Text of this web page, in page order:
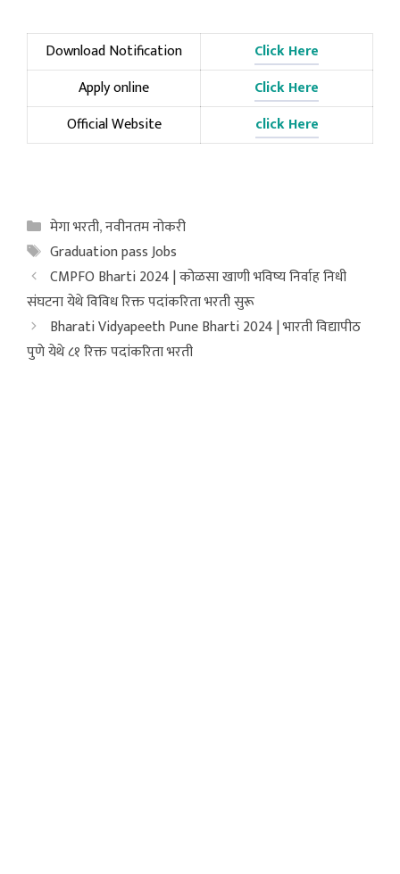
Download Notification
Click Here
Apply online
Click Here
Official Website
click Here
Categories
मेगा भरती,नवीनतम नोकरी
Tags
Graduation pass Jobs
CMPFO Bharti 2024 | कोळसा खाणी भविष्य निर्वाह निधी
संघटना येथे विविध रिक्त पदांकरिता भरती सुरू
Bharati Vidyapeeth Pune Bharti 2024 | भारती विद्यापीठ
पुणे येथे ८१ रिक्त पदांकरिता भरती